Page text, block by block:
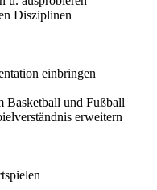
Disziplinen
einbringen
Basketball und Fußball
erweitern